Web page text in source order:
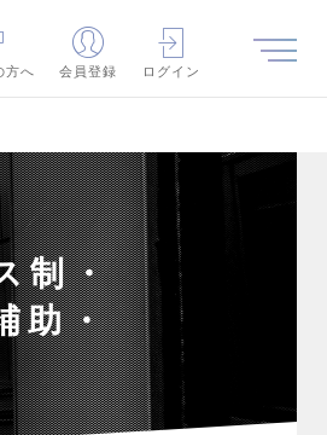
方へ 会員登録 ログイン
制・
助・